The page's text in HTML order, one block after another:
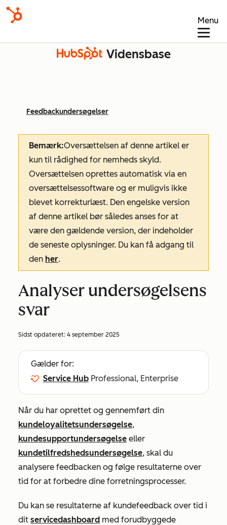
Menu
Vidensbase
Feedbackundersøgelser
Bemærk:Oversættelsen af denne artikel er
kun til rådighed for nemheds skyld.
Oversættelsen oprettes automatisk via en
oversættelsessoftware og er muligvis ikke
blevet korrekturlæst. Den engelske version
af denne artikel bør således anses for at
være den gældende version, der indeholder
de seneste oplysninger. Du kan få adgang til
den her.
Analyser undersøgelsens
svar
Sidst opdateret: 4 september 2025
Gælder for:
Service Hub Professional, Enterprise
Når du har oprettet og gennemført din
kundeloyalitetsundersøgelse,
kundesupportundersøgelse eller
kundetilfredshedsundersøgelse, skal du
analysere feedbacken og følge resultaterne over
tid for at forbedre dine forretningsprocesser.
Du kan se resultaterne af kundefeedback over tid i
dit servicedashboard med forudbyggede